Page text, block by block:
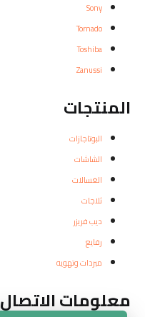
Sony
Tornado
Toshiba
Zanussi
المنتجات
البوتاجازات
الشاشات
الغسالات
ثلاجات
ديب فريزر
رفايع
مبردات وتهويه
معلومات الاتصال